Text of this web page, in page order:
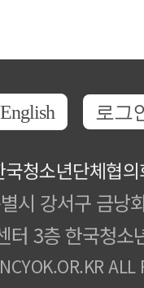
English 로그
국청소년단체협
시 강서구 금낭
터 3층 한국청소
ALL